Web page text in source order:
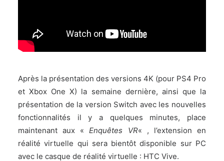
Après la présentation des versions 4K (pour PS4 Pro
et Xbox One X) la semaine dernière, ainsi que la
présentation de la version Switch avec les nouvelles
fonctionnalités il y a quelques minutes, place
maintenant aux «Enquêtes VR« , l’extension en
réalité virtuelle qui sera bientôt disponible sur PC
avec le casque de réalité virtuelle : HTC Vive.